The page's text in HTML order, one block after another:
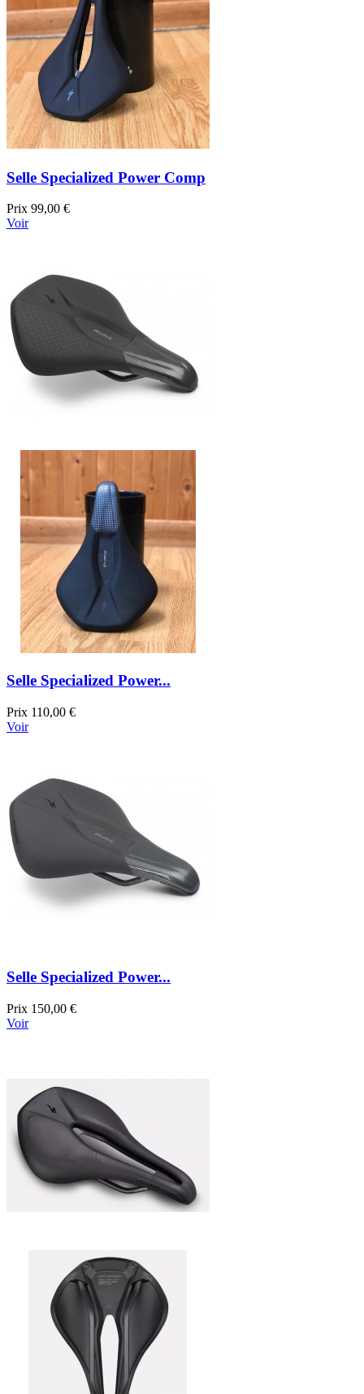
Selle Specialized Power Comp
Prix 99,00 €
Voir
Selle Specialized Power...
Prix 110,00 €
Voir
Selle Specialized Power...
Prix 150,00 €
Voir